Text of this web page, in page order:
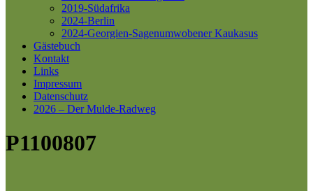
2019-Südafrika
2024-Berlin
2024-Georgien-Sagenumwobener Kaukasus
Gästebuch
Kontakt
Links
Impressum
Datenschutz
2026 – Der Mulde-Radweg
P1100807